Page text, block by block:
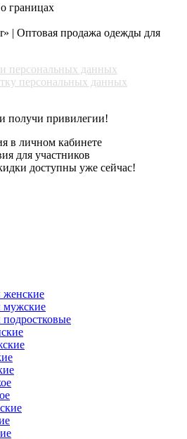
границах
| Оптовая продажа одежды для
персональных данных
персональных данных
получи привилегии!
в личном кабинете
для участников
доступны уже сейчас!
мужские